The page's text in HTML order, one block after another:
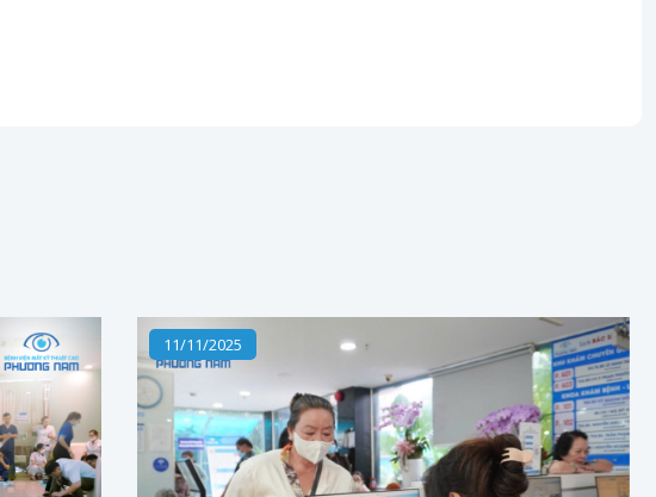
11/11/2025